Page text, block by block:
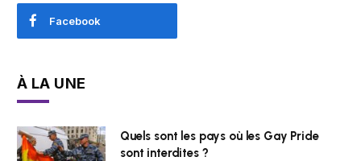
Facebook
À LA UNE
Quels sont les pays où les Gay Pride
sont interdites ?